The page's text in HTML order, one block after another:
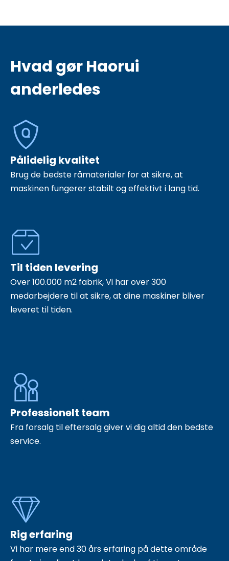
Hvad gør Haorui
anderledes
Pålidelig kvalitet
Brug de bedste råmaterialer for at sikre, at
maskinen fungerer stabilt og effektivt i lang tid.
Til tiden levering
Over 100.000 m2 fabrik, Vi har over 300
medarbejdere til at sikre, at dine maskiner bliver
leveret til tiden.
Professionelt team
Fra forsalg til eftersalg giver vi dig altid den bedste
service.
Rig erfaring
Vi har mere end 30 års erfaring på dette område